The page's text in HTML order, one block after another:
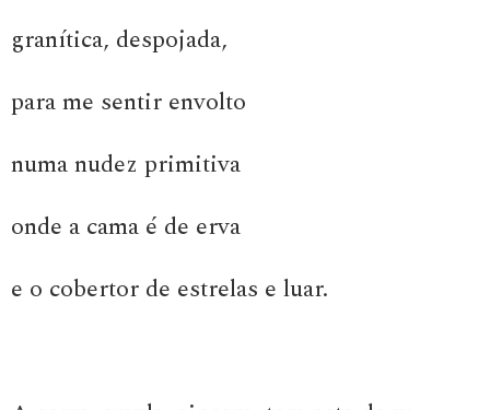
granítica, despojada,
para me sentir envolto
numa nudez primitiva
onde a cama é de erva
e o cobertor de estrelas e luar.